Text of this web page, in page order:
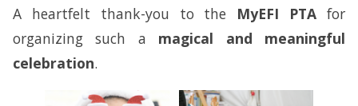
A heartfelt thank-you to the MyEFI PTA for
organizing such a magical and meaningful
celebration.